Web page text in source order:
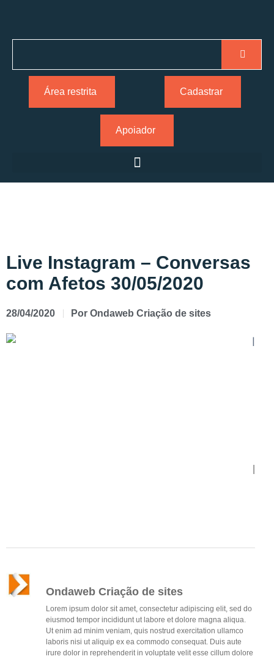
Área restrita Cadastrar
Apoiador
Live Instagram – Conversas
com Afetos 30/05/2020
28/04/2020 Por Ondaweb Criação de sites
Ondaweb Criação de sites
Lorem ipsum dolor sit amet, consectetur adipiscing elit, sed do
eiusmod tempor incididunt ut labore et dolore magna aliqua.
Ut enim ad minim veniam, quis nostrud exercitation ullamco
laboris nisi ut aliquip ex ea commodo consequat. Duis aute
irure dolor in reprehenderit in voluptate velit esse cillum dolore